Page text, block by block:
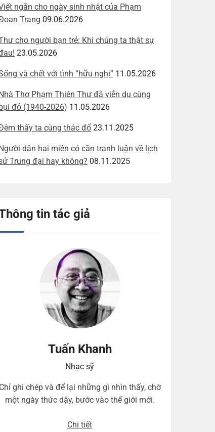
ngắn cho ngày sinh nhật của Phạm
Trang 09.06.2026
cho người bạn trẻ: Khi chúng ta thật sự
23.05.2026
và chết với tình “hữu nghị” 11.05.2026
Nhà Thơ Phạm Thiên Thư đã viễn du cùng
bụi đỏ (1940-2026) 11.05.2026
thấy ta cùng thác đổ 23.11.2025
Người dân hai miền có cần tranh luận về lịch
Trung đại hay không? 08.11.2025
tin tác giả
Tuấn Khanh
Nhạc sỹ
Chỉ ghi chép và để lại những gì nhìn thấy, chờ
một ngày thức dậy, bước vào thế giới mới.
Chi tiết